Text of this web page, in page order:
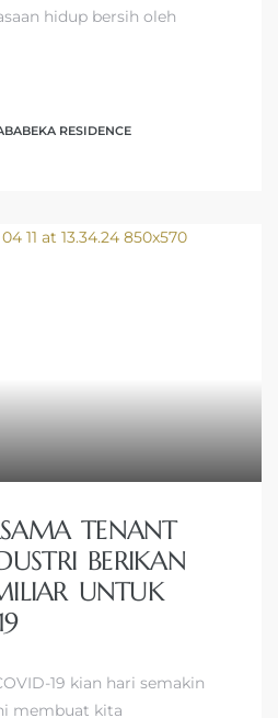
hidup bersih oleh
RESIDENCE
TENANT
BERIKAN
UNTUK
19 kian hari semakin
membuat kita